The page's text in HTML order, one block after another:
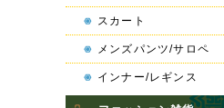
スカート
メンズパンツ/サロペ
インナー/レギンス